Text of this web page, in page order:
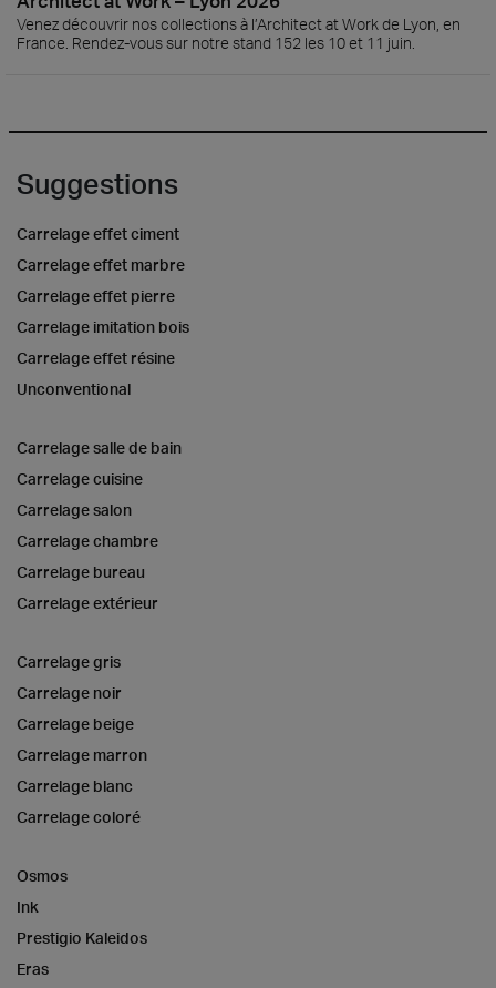
Venez découvrir nos collections à l’Architect at Work de Lyon, en
France. Rendez-vous sur notre stand 152 les 10 et 11 juin.
Suggestions
Carrelage effet ciment
Carrelage effet marbre
Carrelage effet pierre
Carrelage imitation bois
Carrelage effet résine
Unconventional
Carrelage salle de bain
Carrelage cuisine
Carrelage salon
Carrelage chambre
Carrelage bureau
Carrelage extérieur
Carrelage gris
Carrelage noir
Carrelage beige
Carrelage marron
Carrelage blanc
Carrelage coloré
Osmos
Ink
Prestigio Kaleidos
Eras